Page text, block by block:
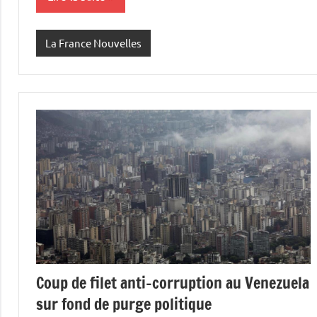
La France Nouvelles
Coup de filet anti-corruption au Venezuela
sur fond de purge politique